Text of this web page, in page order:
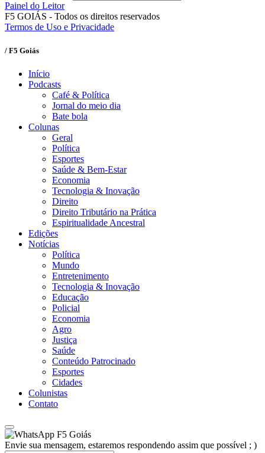
Painel do Leitor
F5 GOIÁS - Todos os direitos reservados
Termos de Uso e Privacidade
/ F5 Goiás
Início
Podcasts
Café & Política
Jornal do meio dia
Bate bola
Colunas
Geral
Política
Esportes
Saúde & Bem-Estar
Economia
Tecnologia & Inovação
Direito
Direito Tributário na Prática
Espiritualidade Ancestral
Edições
Notícias
Política
Mundo
Entretenimento
Tecnologia & Inovação
Educação
Policial
Economia
Agro
Justiça
Saúde
Conteúdo Patrocinado
Esportes
Cidades
Colunistas
Contato
F5 Goiás
Envie sua mensagem, estaremos respondendo assim que possível ; )